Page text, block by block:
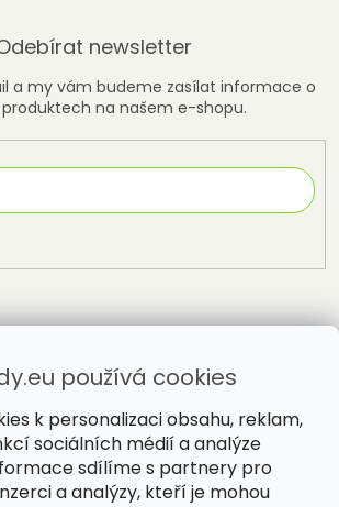
používá cookies
k personalizaci obsahu, reklam,
sociálních médií a analýze
sdílíme s partnery pro
a analýzy, kteří je mohou
newsletter
a my vám budeme zasílat informace o
na našem e-shopu.
Vytvořil Shoptet